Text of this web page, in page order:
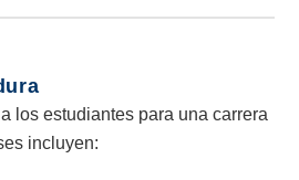
los estudiantes para una carrera
incluyen: